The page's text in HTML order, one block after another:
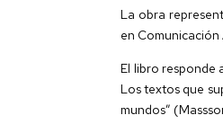
La obra
en Comunicación
El libro responde
Los textos que
mundos”